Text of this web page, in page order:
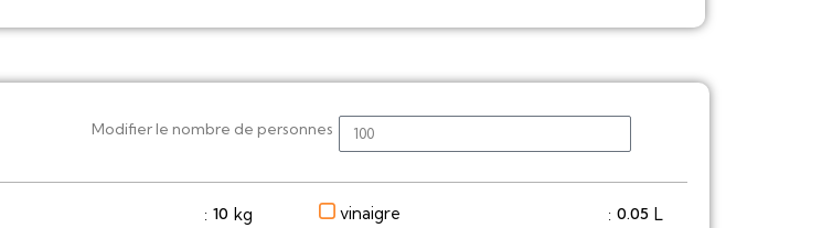
Modifier le nombre de personnes
: 10 kg vinaigre : 0.05 L